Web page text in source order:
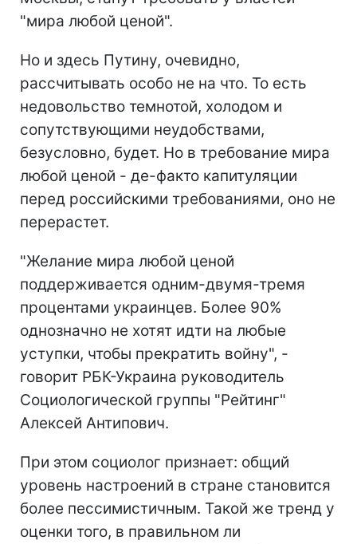
"мира любой ценой".
Но и здесь Путину, очевидно,
рассчитывать особо не на что. То есть
недовольство темнотой, холодом и
сопутствующими неудобствами,
безусловно, будет. Но в требование мира
любой ценой - де-факто капитуляции
перед российскими требованиями, оно не
перерастет.
"Желание мира любой ценой
поддерживается одним-двумя-тремя
процентами украинцев. Более 90%
однозначно не хотят идти на любые
уступки, чтобы прекратить войну", -
говорит РБК-Украина руководитель
Социологической группы "Рейтинг"
Алексей Антипович.
При этом социолог признает: общий
уровень настроений в стране становится
более пессимистичным. Такой же тренд у
оценки того, в правильном ли